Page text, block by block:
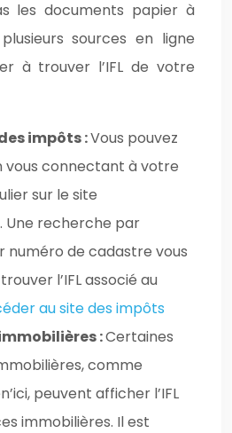
les documents papier à
sources en ligne
à trouver l’IFL de votre
impôts :Vous pouvez
vous connectant à votre
sur le site
Une recherche par
numéro de cadastre vous
l’IFL associé au
au site des impôts
:Certaines
comme
peuvent afficher l’IFL
immobilières. Il est